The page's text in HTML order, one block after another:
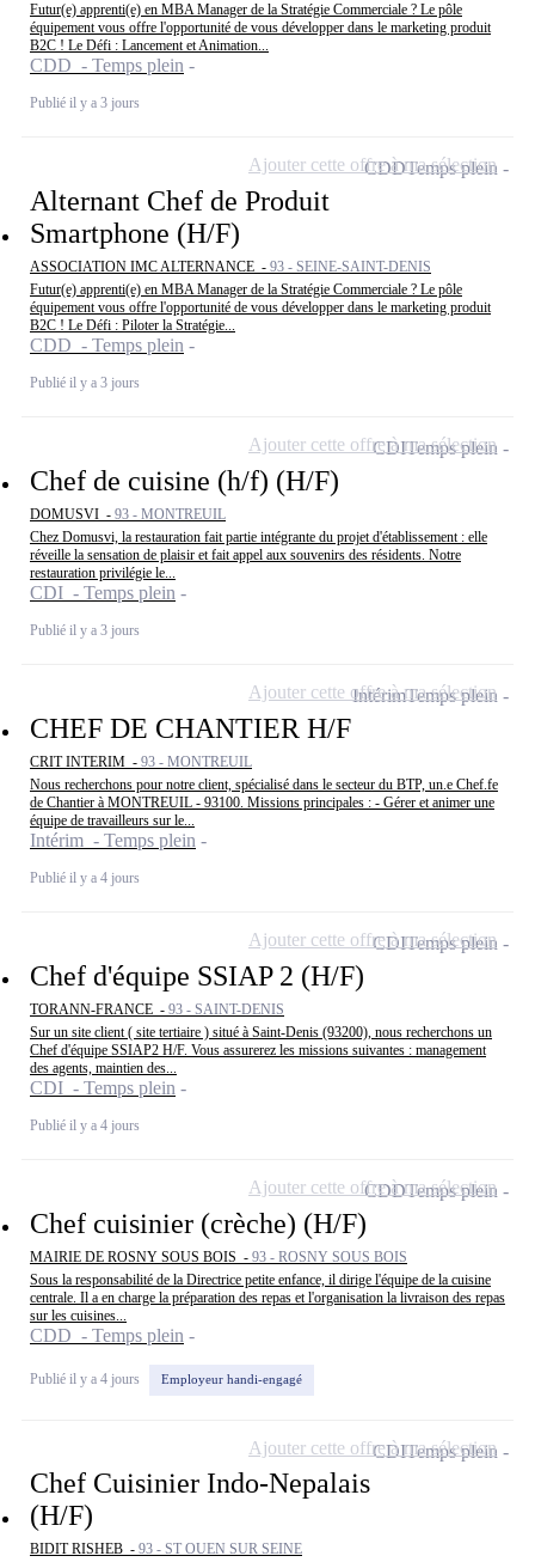
Futur(e) apprenti(e) en MBA Manager de la Stratégie Commerciale ? Le pôle
équipement vous offre l'opportunité de vous développer dans le marketing produit
B2C ! Le Défi : Lancement et Animation...
CDD - Temps plein
Publié il y a 3 jours
Alternant Chef de Produit
Smartphone (H/F)
ASSOCIATION IMC ALTERNANCE - 93 - SEINE-SAINT-DENIS
Futur(e) apprenti(e) en MBA Manager de la Stratégie Commerciale ? Le pôle
équipement vous offre l'opportunité de vous développer dans le marketing produit
B2C ! Le Défi : Piloter la Stratégie...
CDD - Temps plein
Publié il y a 3 jours
CDDTemps plein
Ajouter cette offre à ma sélection
Chef de cuisine (h/f) (H/F)
DOMUSVI - 93 - MONTREUIL
Chez Domusvi, la restauration fait partie intégrante du projet d'établissement : elle
réveille la sensation de plaisir et fait appel aux souvenirs des résidents. Notre
restauration privilégie le...
CDI - Temps plein
Publié il y a 3 jours
CDITemps plein
Ajouter cette offre à ma sélection
CHEF DE CHANTIER H/F
CRIT INTERIM - 93 - MONTREUIL
Nous recherchons pour notre client, spécialisé dans le secteur du BTP, un.e Chef.fe
de Chantier à MONTREUIL - 93100. Missions principales : - Gérer et animer une
équipe de travailleurs sur le...
Intérim - Temps plein
Publié il y a 4 jours
IntérimTemps plein
Ajouter cette offre à ma sélection
Chef d'équipe SSIAP 2 (H/F)
TORANN-FRANCE - 93 - SAINT-DENIS
Sur un site client ( site tertiaire ) situé à Saint-Denis (93200), nous recherchons un
Chef d'équipe SSIAP2 H/F. Vous assurerez les missions suivantes : management
des agents, maintien des...
CDI - Temps plein
Publié il y a 4 jours
CDITemps plein
Ajouter cette offre à ma sélection
Chef cuisinier (crèche) (H/F)
MAIRIE DE ROSNY SOUS BOIS - 93 - ROSNY SOUS BOIS
Sous la responsabilité de la Directrice petite enfance, il dirige l'équipe de la cuisine
centrale. Il a en charge la préparation des repas et l'organisation la livraison des repas
sur les cuisines...
CDD - Temps plein
Publié il y a 4 jours Employeur handi-engagé
CDDTemps plein
Ajouter cette offre à ma sélection
Chef Cuisinier Indo-Nepalais
(H/F)
BIDIT RISHEB - 93 - ST OUEN SUR SEINE
CDITemps plein
Ajouter cette offre à ma sélection